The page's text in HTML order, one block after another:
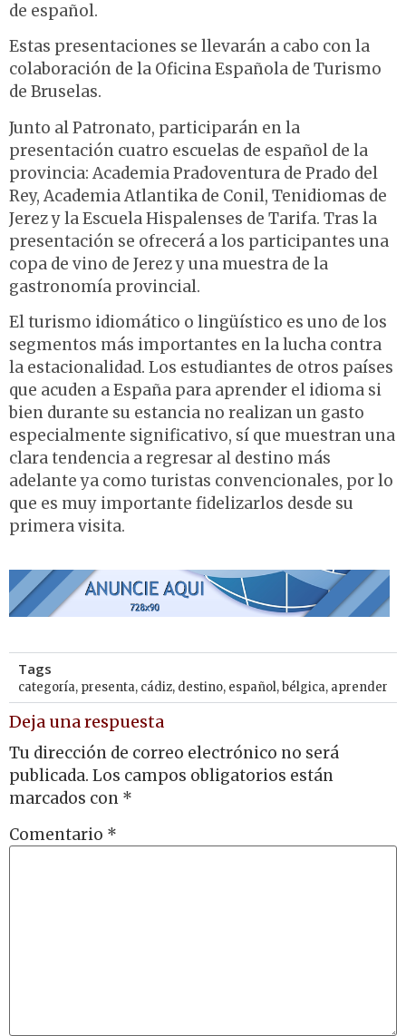
de español.
Estas presentaciones se llevarán a cabo con la
colaboración de la Oficina Española de Turismo
de Bruselas.
Junto al Patronato, participarán en la
presentación cuatro escuelas de español de la
provincia: Academia Pradoventura de Prado del
Rey, Academia Atlantika de Conil, Tenidiomas de
Jerez y la Escuela Hispalenses de Tarifa. Tras la
presentación se ofrecerá a los participantes una
copa de vino de Jerez y una muestra de la
gastronomía provincial.
El turismo idiomático o lingüístico es uno de los
segmentos más importantes en la lucha contra
la estacionalidad. Los estudiantes de otros países
que acuden a España para aprender el idioma si
bien durante su estancia no realizan un gasto
especialmente significativo, sí que muestran una
clara tendencia a regresar al destino más
adelante ya como turistas convencionales, por lo
que es muy importante fidelizarlos desde su
primera visita.
Tags
categoría, presenta, cádiz, destino, español,bélgica, aprender
Deja una respuesta
Tu dirección de correo electrónico no será
publicada. Los campos obligatorios están
marcados con *
Comentario *